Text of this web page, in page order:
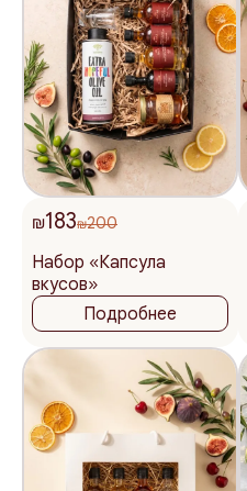
₪183₪200
Набор «Капсула
вкусов»
Подробнее